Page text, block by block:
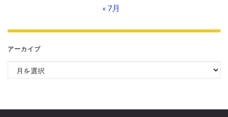
« 7月
アーカイブ
アーカイブ